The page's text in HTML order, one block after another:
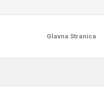
Glavna Stranica